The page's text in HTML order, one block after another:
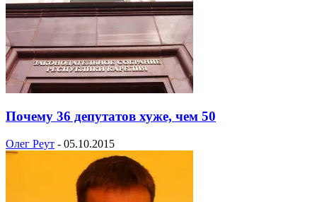
Почему 36 депутатов хуже, чем 50
Олег Реут - 05.10.2015